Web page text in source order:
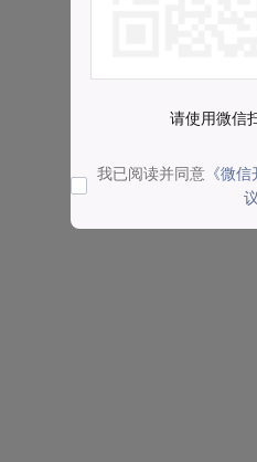
请使用微信
我已阅读并同意 《微